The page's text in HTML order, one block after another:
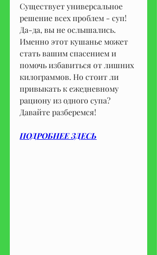
Существует универсальное
решение всех проблем - суп!
Да-да, вы не ослышались.
Именно этот кушанье может
стать вашим спасением и
помочь избавиться от лишних
килограммов. Но стоит ли
привыкать к ежедневному
рациону из одного супа?
Давайте разберемся!
ПОДРОБНЕЕ ЗДЕСЬ